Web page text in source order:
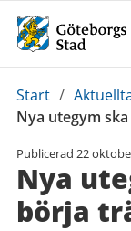
Du
är
Start /
Nya utegym
Publicerad 22
Nya
börja